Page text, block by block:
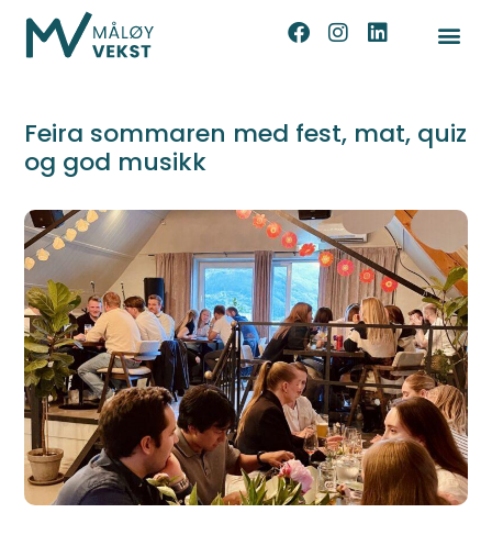
Feira sommaren med fest, mat, quiz
og god musikk